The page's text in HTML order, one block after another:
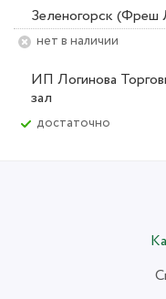
Зеленогорск (Фреш
Нет в наличии
ИП Логинова
зал
Достаточно